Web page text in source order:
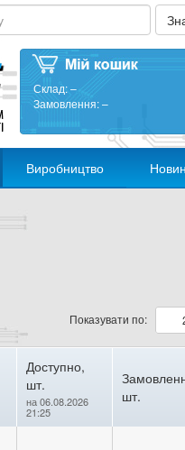
Склад:–
Замовлення:–
Виробництво
Показувати по:
Доступно,
шт.
на 06.08.2026
21:25
шт.